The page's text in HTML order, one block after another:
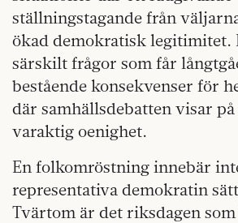
ställningstagande från
ökad demokratisk legitimitet.
särskilt frågor som får
bestående konsekvenser för
där samhällsdebatten visar
varaktig oenighet.
En folkomröstning innebär
representativa demokratin
Tvärtom är det riksdagen